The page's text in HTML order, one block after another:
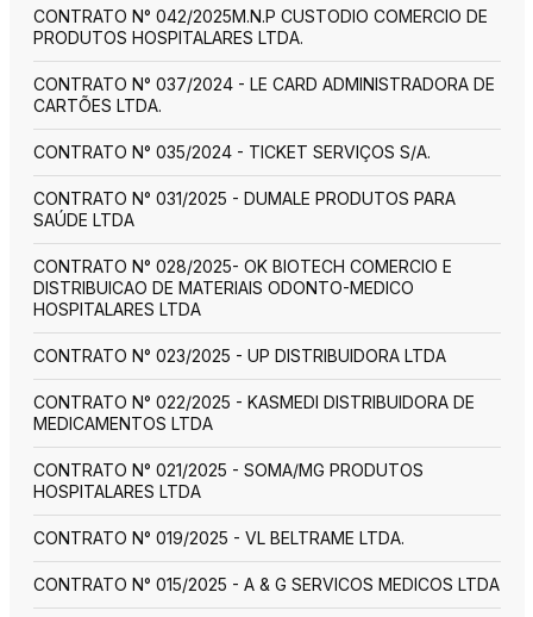
CONTRATO N° 042/2025M.N.P CUSTODIO COMERCIO DE
PRODUTOS HOSPITALARES LTDA.
CONTRATO N° 037/2024 - LE CARD ADMINISTRADORA DE
CARTÕES LTDA.
CONTRATO N° 035/2024 - TICKET SERVIÇOS S/A.
CONTRATO N° 031/2025 - DUMALE PRODUTOS PARA
SAÚDE LTDA
CONTRATO N° 028/2025- OK BIOTECH COMERCIO E
DISTRIBUICAO DE MATERIAIS ODONTO-MEDICO
HOSPITALARES LTDA
CONTRATO N° 023/2025 - UP DISTRIBUIDORA LTDA
CONTRATO N° 022/2025 - KASMEDI DISTRIBUIDORA DE
MEDICAMENTOS LTDA
CONTRATO N° 021/2025 - SOMA/MG PRODUTOS
HOSPITALARES LTDA
CONTRATO N° 019/2025 - VL BELTRAME LTDA.
CONTRATO N° 015/2025 - A & G SERVICOS MEDICOS LTDA